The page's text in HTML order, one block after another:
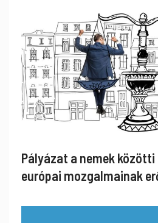
Pályázat a nemek közötti
európai mozgalmainak